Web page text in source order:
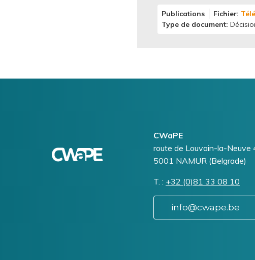
Publications Fichier
Type de document
CWaPE
Addresse
route de Louvain-la-Neuve
5001 NAMUR (Belgrade)
T. Téléphone
+32 (0)81 33 08 10
info@cwape.be